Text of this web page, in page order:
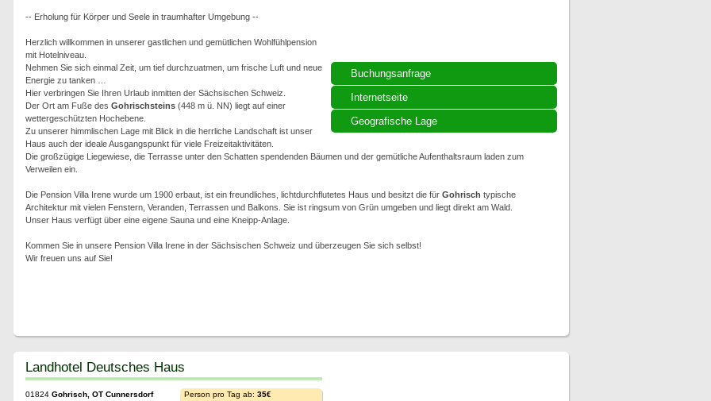
Buchungsanfrage
Internetseite
Geografische Lage
-- Erholung für Körper und Seele in traumhafter Umgebung --
Herzlich willkommen in unserer gastlichen und gemütlichen Wohlfühlpension
mit Hotelniveau.
Nehmen Sie sich einmal Zeit, um tief durchzuatmen, um frische Luft und neue
Energie zu tanken …
Hier verbringen Sie Ihren Urlaub inmitten der Sächsischen Schweiz.
Der Ort am Fuße des Gohrischsteins(448 m ü. NN) liegt auf einer
wettergeschützten Hochebene.
Zu unserer himmlischen Lage mit Blick in die herrliche Landschaft ist unser
Haus auch der ideale Ausgangspunkt für viele Freizeitaktivitäten.
Die großzügige Liegewiese, die Terrasse unter den Schatten spendenden Bäumen und der gemütliche Aufenthaltsraum laden zum
Verweilen ein.
Die Pension Villa Irene wurde um 1900 erbaut, ist ein freundliches, lichtdurchflutetes Haus und besitzt die für Gohrisch typische
Architektur mit vielen Fenstern, Veranden, Terrassen und Balkons. Sie ist ringsum von Grün umgeben und liegt direkt am Wald.
Unser Haus verfügt über eine eigene Sauna und eine Kneipp-Anlage.
Kommen Sie in unsere Pension Villa Irene in der Sächsischen Schweiz und überzeugen Sie sich selbst!
Wir freuen uns auf Sie!
Landhotel Deutsches Haus
01824 Gohrisch, OT Cunnersdorf
Person pro Tag ab: 35€